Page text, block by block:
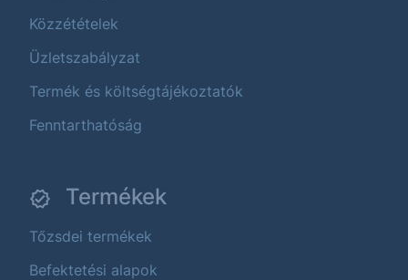
Közzétételek
Üzletszabályzat
Termék és költségtájékoztatók
Fenntarthatóság
Termékek
Tőzsdei termékek
Befektetési alapok